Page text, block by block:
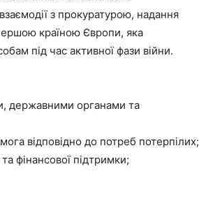
з прокуратурою, надання
країною Європи, яка
під час активної фази війни.
державними органами та
відповідно до потреб потерпілих;
фінансової підтримки;